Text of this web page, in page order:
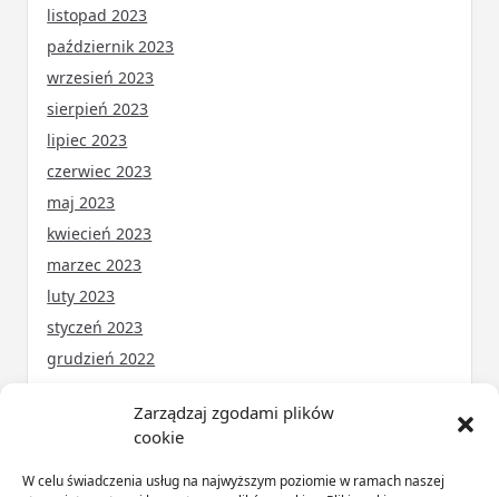
Zarządzaj zgodami plików
cookie
W celu świadczenia usług na najwyższym poziomie w ramach naszej
listopad 2023
październik 2023
wrzesień 2023
sierpień 2023
lipiec 2023
czerwiec 2023
maj 2023
kwiecień 2023
marzec 2023
luty 2023
styczeń 2023
grudzień 2022
ARTYKUŁ SPONSOROWANY(31)